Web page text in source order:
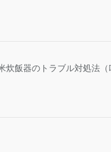
炊飯器のトラブル対処法（